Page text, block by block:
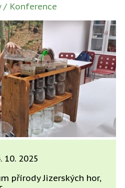
/ Konference
10. 2025
přírody Jizerských hor,